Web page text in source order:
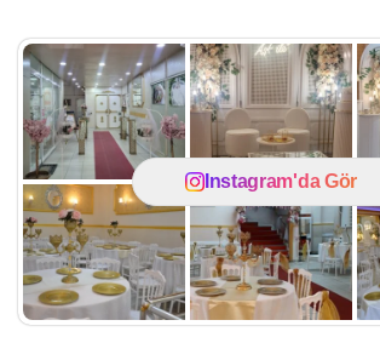
Instagram'da Gör